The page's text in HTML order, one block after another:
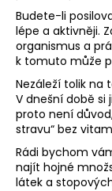
Budete-li
lépe a aktivněji.
organismus a
k tomuto může
Nezáleží tolik na
V dnešní době si
proto není
stravu“ bez
Rádi bychom
najít hojné
látek a
e
n
a
j
í
t
?